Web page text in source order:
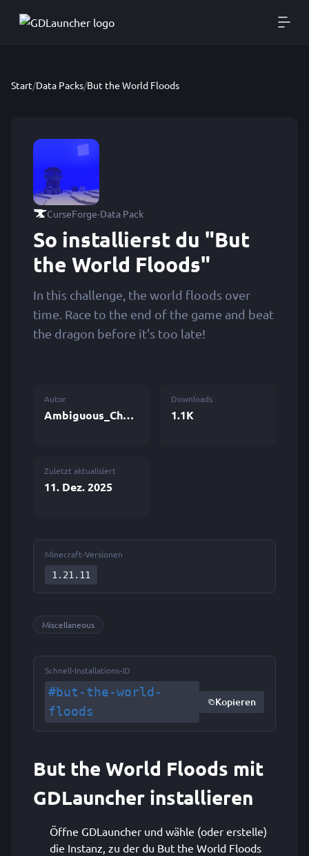
Start/Data Packs/But the World Floods
CurseForge·Data Pack
So installierst du "But
the World Floods"
In this challenge, the world floods over
time. Race to the end of the game and beat
the dragon before it's too late!
Autor
Ambiguous_Chameleon
Downloads
1.1K
Zuletzt aktualisiert
11. Dez. 2025
Minecraft-Versionen
1.21.11
Miscellaneous
Schnell-Installations-ID
#but-the-world-
floods
Kopieren
But the World Floods mit
GDLauncher installieren
Öffne GDLauncher und wähle (oder erstelle)
die Instanz, zu der du But the World Floods